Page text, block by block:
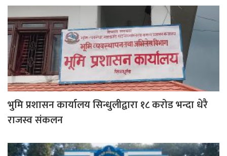
भुमि प्रशासन कार्यालय सिन्धुलीद्वारा १८ करोड भन्दा धेरै
राजस्व संकलन